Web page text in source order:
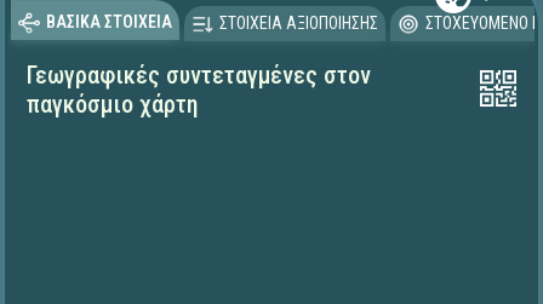
ΒΑΣΙΚΑ ΣΤΟΙΧΕΙΑ ΣΤΟΙΧΕΙΑ ΑΞΙΟΠΟΙΗΣΗΣ ΣΤΟΧΕΥΟΜΕΝΟ
Γεωγραφικές συντεταγμένες στον
παγκόσμιο χάρτη